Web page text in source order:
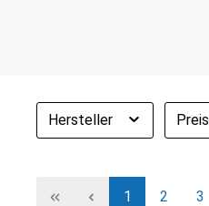
Hersteller Preis
1 2 3